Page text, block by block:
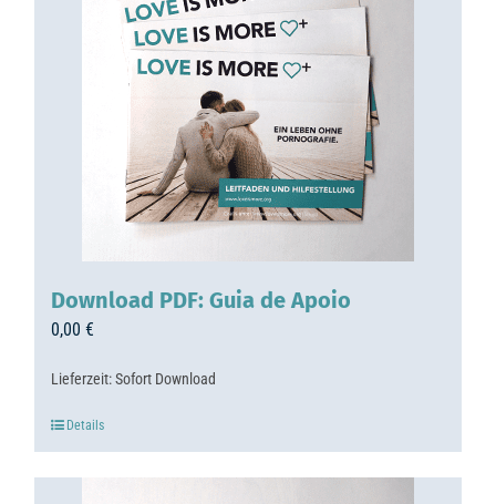
Download PDF: Guia de Apoio
0,00 €
Lieferzeit:Sofort Download
Details